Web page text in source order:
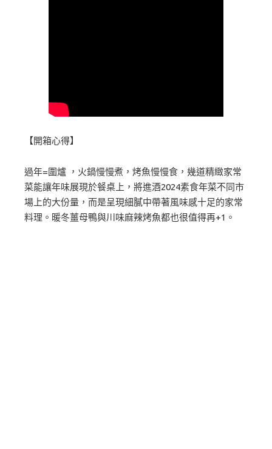
【開箱心得】
過年=圍爐 ，火鍋慢慢煮，烤魚慢慢食，幾道精緻家常
菜能讓年味展現於餐桌上，將進酒2024素食年菜不同市
場上的大份量，而是呈現細膩中帶著風味感十足的家常
料理。暖冬薑母鴨與川味麻辣烤魚都也很值得再+1。